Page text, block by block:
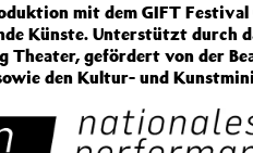
mit dem GIFT Festival
Künste. Unterstützt durch
Theater, gefördert von der
den Kultur- und